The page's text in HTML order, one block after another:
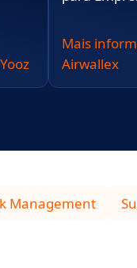
Mais
Airwallex
Management